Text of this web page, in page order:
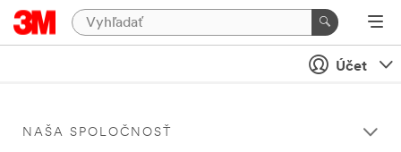
Účet
NAŠA SPOLOČNOSŤ